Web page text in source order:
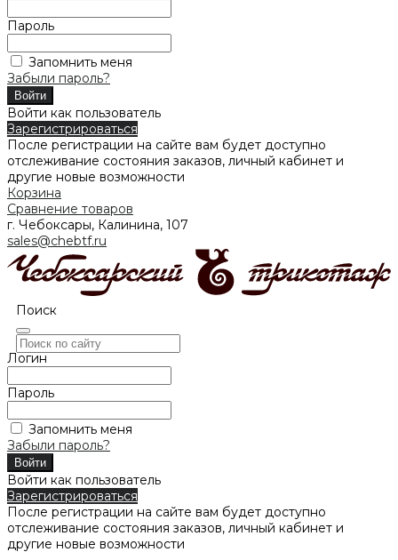
Пароль
Запомнить меня
Забыли пароль?
Войти как пользователь
Зарегистрироваться
После регистрации на сайте вам будет доступно
отслеживание состояния заказов, личный кабинет и
другие новые возможности
Корзина
Сравнение товаров
г. Чебоксары, Калинина, 107
sales@chebtf.ru
Поиск
Логин
Пароль
Запомнить меня
Забыли пароль?
Войти как пользователь
Зарегистрироваться
После регистрации на сайте вам будет доступно
отслеживание состояния заказов, личный кабинет и
другие новые возможности